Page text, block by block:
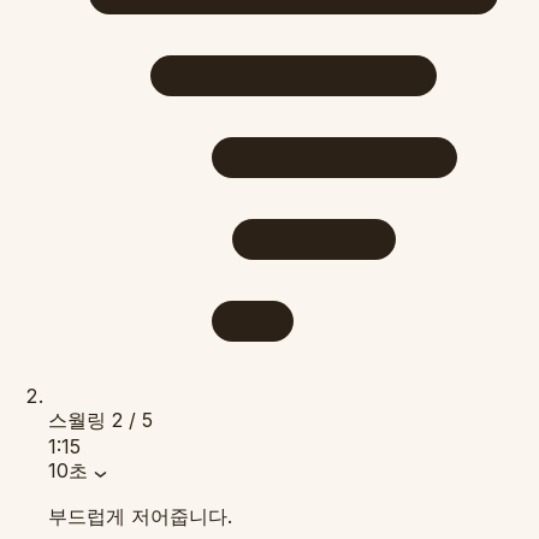
스월링 2 / 5
1:15
10초
부드럽게 저어줍니다.